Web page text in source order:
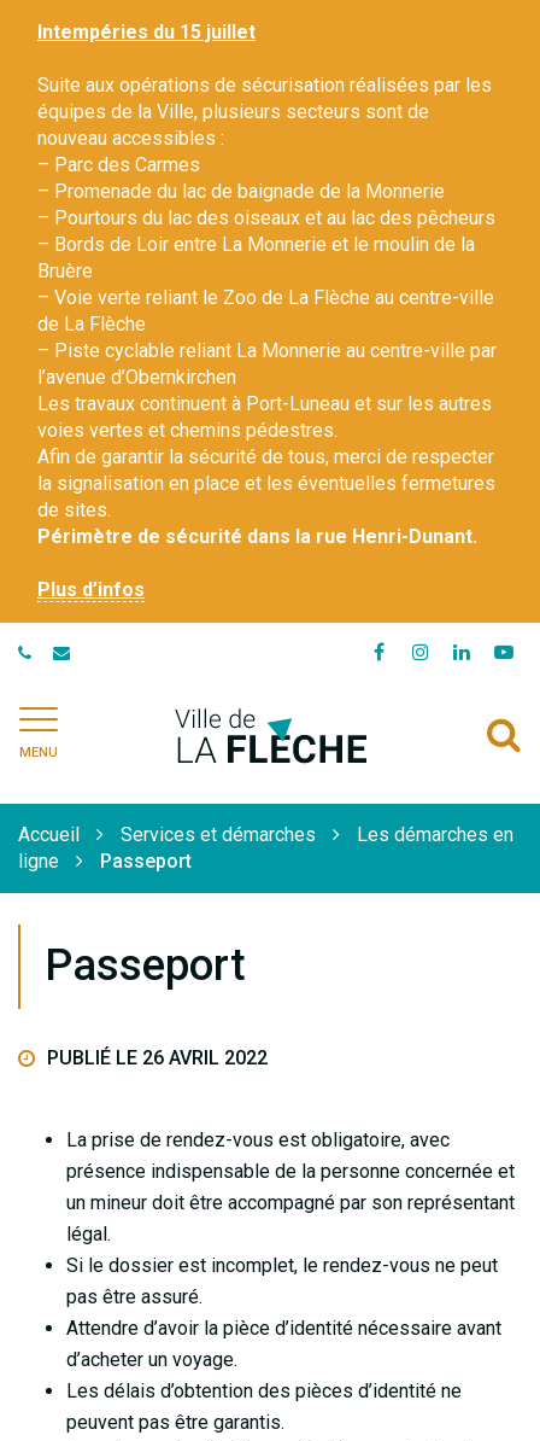
Intempéries du 15 juillet
Suite aux opérations de sécurisation réalisées par les
équipes de la Ville, plusieurs secteurs sont de
nouveau accessibles :
– Parc des Carmes
– Promenade du lac de baignade de la Monnerie
– Pourtours du lac des oiseaux et au lac des pêcheurs
– Bords de Loir entre La Monnerie et le moulin de la
Bruère
– Voie verte reliant le Zoo de La Flèche au centre-ville
de La Flèche
– Piste cyclable reliant La Monnerie au centre-ville par
l’avenue d’Obernkirchen
Les travaux continuent à Port-Luneau et sur les autres
voies vertes et chemins pédestres.
Afin de garantir la sécurité de tous, merci de respecter
la signalisation en place et les éventuelles fermetures
de sites.
Périmètre de sécurité dans la rue Henri-Dunant.
Plus d’infos
Lien
Lien
compte
Instagram
Lien
compte
MENU
Accueil Services et démarches
Les démarches en
ligne
Passeport
Passeport
PUBLIÉ LE 26 AVRIL 2022
La prise de rendez-vous est obligatoire, avec
présence indispensable de la personne concernée et
un mineur doit être accompagné par son représentant
légal.
Si le dossier est incomplet, le rendez-vous ne peut
pas être assuré.
Attendre d’avoir la pièce d’identité nécessaire avant
d’acheter un voyage.
Les délais d’obtention des pièces d’identité ne
peuvent pas être garantis.